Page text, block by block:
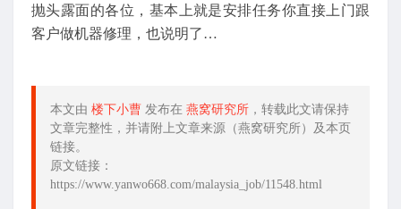
抛头露面的各位，基本上就是安排任务你直接上门跟
客户做机器修理，也说明了…
本文由 楼下小曹 发布在 燕窝研究所 ，转载此文请保持
文章完整性，并请附上文章来源（燕窝研究所）及本页
链接。
原文链接：
https://www.yanwo668.com/malaysia_job/11548.html